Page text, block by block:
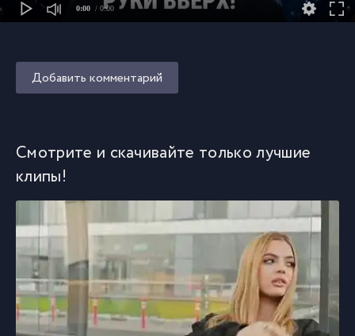
0:00 / 0:00
Добавить комментарий
Смотрите и скачивайте только лучшие
клипы!